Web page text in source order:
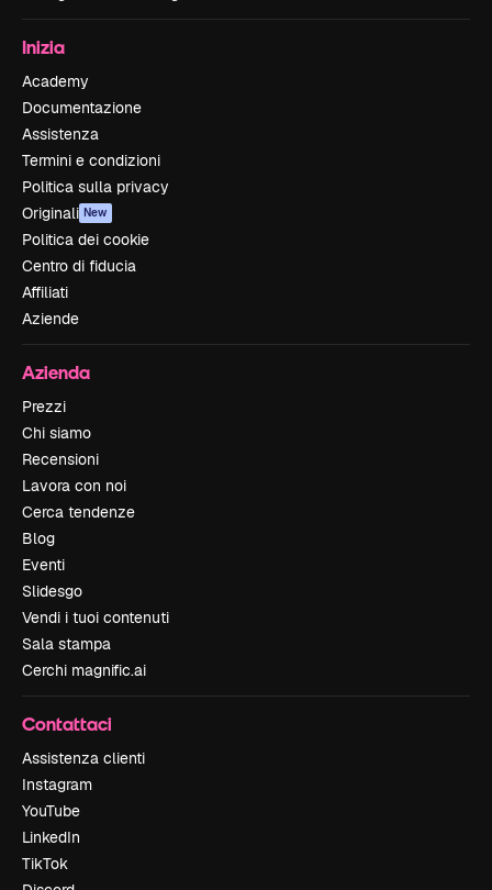
Inizia
Academy
Documentazione
Assistenza
Termini e condizioni
Politica sulla privacy
Originali New
Politica dei cookie
Centro di fiducia
Affiliati
Aziende
Azienda
Prezzi
Chi siamo
Recensioni
Lavora con noi
Cerca tendenze
Blog
Eventi
Slidesgo
Vendi i tuoi contenuti
Sala stampa
Cerchi magnific.ai
Contattaci
Assistenza clienti
Instagram
YouTube
LinkedIn
TikTok